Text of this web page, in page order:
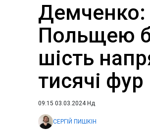
Демченко:
Польщею
шість
тисячі фур
09:15 03.03.2024 Нд
СЕРГІЙ ПИШКІН